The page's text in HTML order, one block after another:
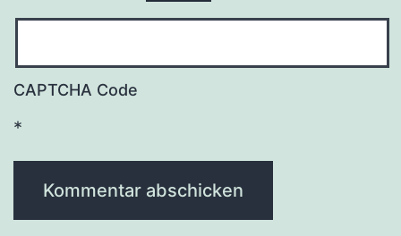
CAPTCHA Code
*